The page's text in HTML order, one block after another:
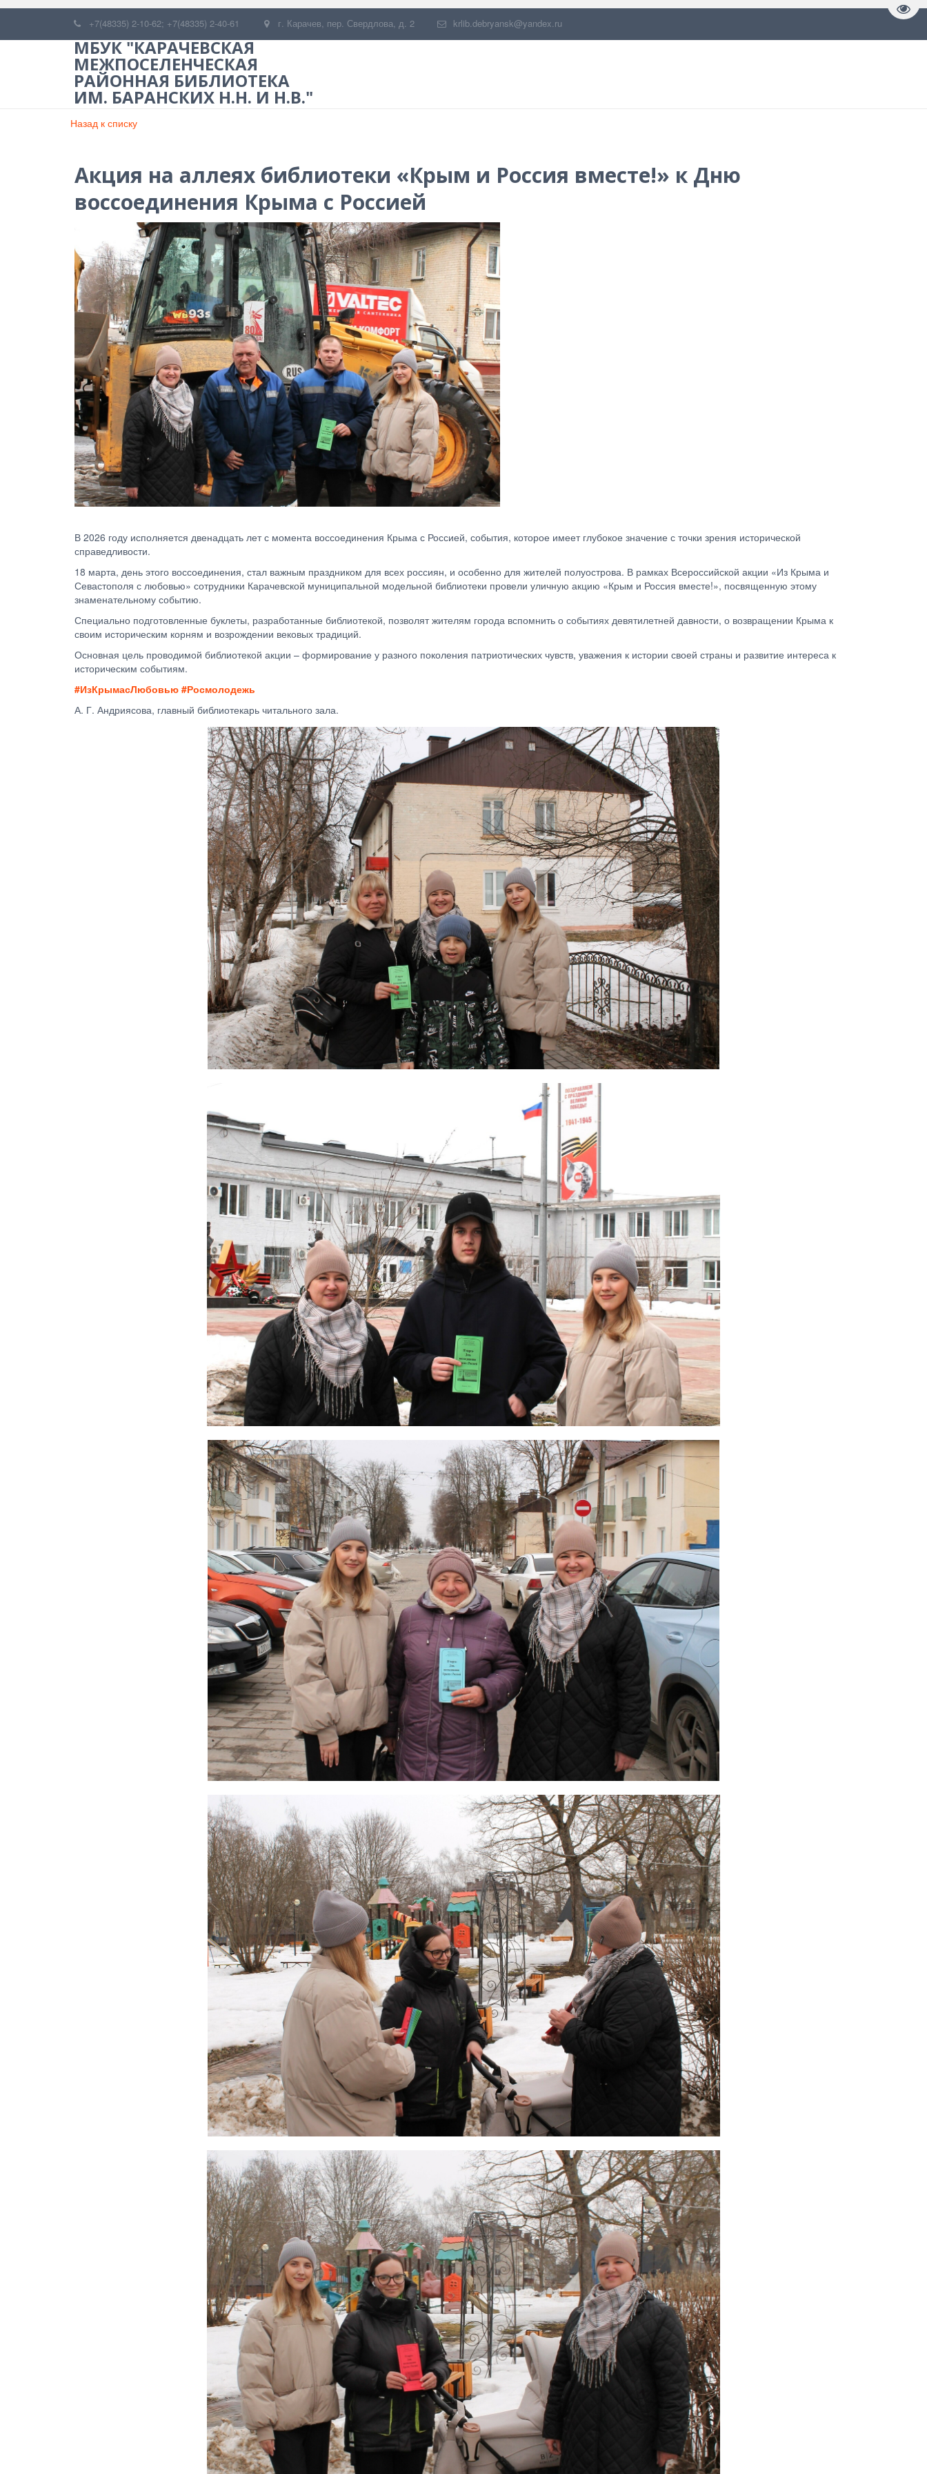
+7(48335) 2-10-62; +7(48335) 2-40-61 г. Карачев, пер. Свердлова, д. 2 krlib.debryansk@yandex.ru
МБУК "КАРАЧЕВСКАЯ
МЕЖПОСЕЛЕНЧЕСКАЯ
РАЙОННАЯ БИБЛИОТЕКА
ИМ. БАРАНСКИХ Н.Н. И Н.В."
Назад к списку
Акция на аллеях библиотеки «Крым и Россия вместе!» к Дню
воссоединения Крыма с Россией
В 2026 году исполняется двенадцать лет с момента воссоединения Крыма с Россией, события, которое имеет глубокое значение с точки зрения исторической
справедливости.
18 марта, день этого воссоединения, стал важным праздником для всех россиян, и особенно для жителей полуострова. В рамках Всероссийской акции «Из Крыма и
Севастополя с любовью» сотрудники Карачевской муниципальной модельной библиотеки провели уличную акцию «Крым и Россия вместе!», посвященную этому
знаменательному событию.
Специально подготовленные буклеты, разработанные библиотекой, позволят жителям города вспомнить о событиях девятилетней давности, о возвращении Крыма к
своим историческим корням и возрождении вековых традиций.
Основная цель проводимой библиотекой акции – формирование у разного поколения патриотических чувств, уважения к истории своей страны и развитие интереса к
историческим событиям.
#ИзКрымасЛюбовью #Росмолодежь
А. Г. Андриясова, главный библиотекарь читального зала.